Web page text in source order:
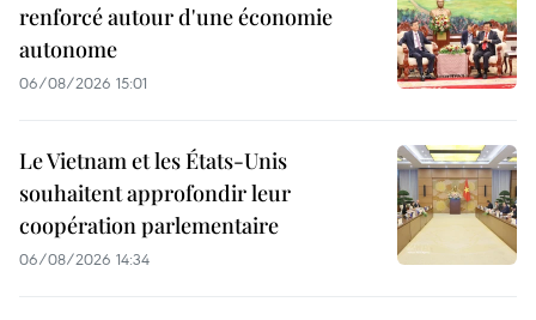
renforcé autour d'une économie
autonome
06/08/2026 15:01
Le Vietnam et les États-Unis
souhaitent approfondir leur
coopération parlementaire
06/08/2026 14:34